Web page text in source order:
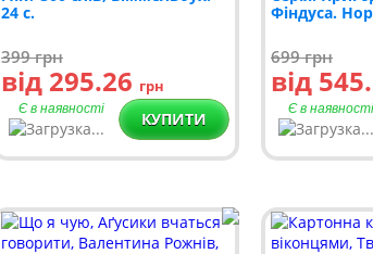
24 с.
399грн
від 295.26 грн
Є в наявності КУПИТИ
Фіндуса.
699грн
від
Є в наявності